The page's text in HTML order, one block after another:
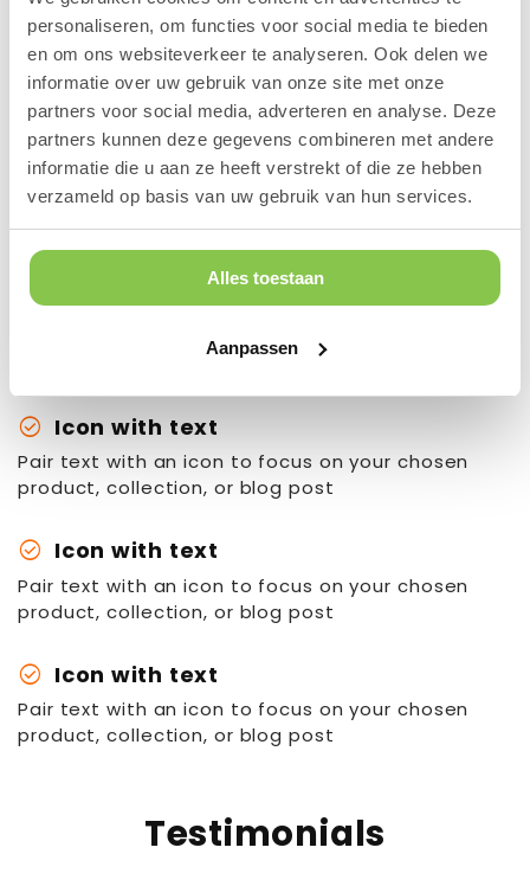
personaliseren, om functies voor social media te bieden
en om ons websiteverkeer te analyseren. Ook delen we
informatie over uw gebruik van onze site met onze
partners voor social media, adverteren en analyse. Deze
partners kunnen deze gegevens combineren met andere
informatie die u aan ze heeft verstrekt of die ze hebben
verzameld op basis van uw gebruik van hun services.
Alles toestaan
Aanpassen
check_circle Icon with text
Pair text with an icon to focus on your chosen
product, collection, or blog post
check_circle Icon with text
Pair text with an icon to focus on your chosen
product, collection, or blog post
check_circle Icon with text
Pair text with an icon to focus on your chosen
product, collection, or blog post
Content heading
product, collection, or blog post. Add details on
availability, style, or even provide a review.
Button label
Testimonials